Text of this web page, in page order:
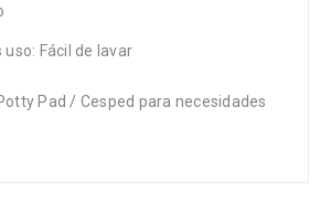
Fácil de lavar
Pad / Cesped para necesidades